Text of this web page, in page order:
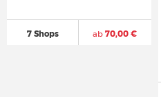
7 Shops ab 70,00 €